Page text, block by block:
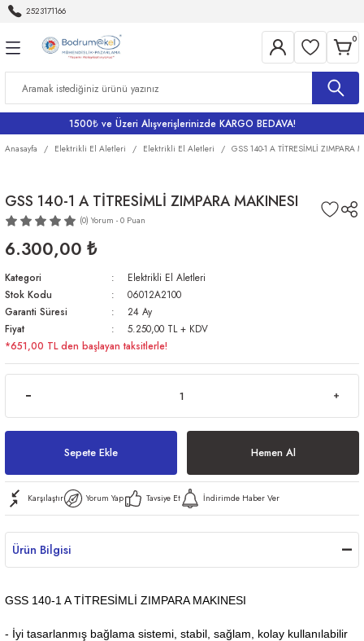
2523171166
Banyo Bataryaları
Eviye Bataryası
0
1500₺ ve Üzeri Alışverişlerinizde KARGO BEDAVA!
Anasayfa Elektrikli El Aletleri Elektrikli El Aletleri GSS 140-1 A TİTRESİMLİ ZIMPARA
GSS 140-1 A TİTRESİMLİ ZIMPARA MAKINESI
(0) Yorum - 0 Puan
6.300,00 ₺
Kategori
Elektrikli El Aletleri
Stok Kodu
06012A2100
Garanti Süresi
24 Ay
Fiyat
5.250,00 TL + KDV
*651,00 TL den başlayan taksitlerle!
Sepete Ekle Hemen Al
Karşılaştır Yorum Yap Tavsiye Et İndirimde Haber Ver
Ürün Bilgisi
GSS 140-1 A TİTRESİMLİ ZIMPARA MAKINESI
- İyi tasarlanmış bağlama sistemi, stabil, sağlam, kolay kullanılabilir